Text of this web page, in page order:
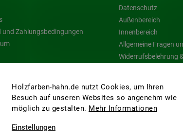
Holzfarben-hahn.de nutzt Cookies, um Ihren
Besuch auf unseren Websites so angenehm wie
möglich zu gestalten. Mehr Informationen
Einstellungen
und Zahlungsbedingungen
Datenschutz
Außenbereich
Innenbereich
Allgemeine Fragen
Widerrufsbelehrung
Cookie-Einstellungen ändern